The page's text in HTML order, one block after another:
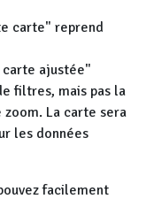
carte" reprend
carte ajustée"
filtres, mais pas la
La carte sera
les données
facilement